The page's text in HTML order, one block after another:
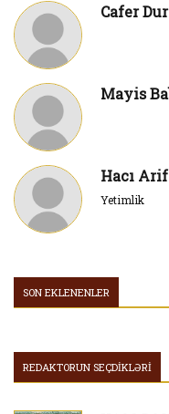
Cafer
Mayis
Hacı
Yetimlik
SON EKLENENLER
REDAKTORUN SEÇDİKLƏRİ